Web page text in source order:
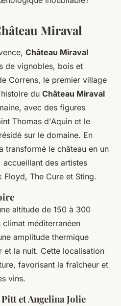
Miraval
Château Miraval
de vignobles, bois et
Correns, le premier village
du Château Miraval
avec des figures
Thomas d'Aquin et le
sur le domaine. En
transformé le château en un
des artistes
Floyd, The Cure et Sting.
altitude de 150 à 300
méditerranéen
amplitude thermique
et la nuit. Cette localisation
favorisant la fraîcheur et
vins.
et Angelina Jolie